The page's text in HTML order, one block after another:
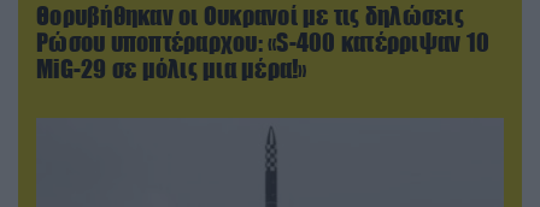
Θορυβήθηκαν οι Ουκρανοί με τις δηλώσεις
Ρώσου υποπτέραρχου: «S-400 κατέρριψαν 10
MiG-29 σε μόλις μια μέρα!»